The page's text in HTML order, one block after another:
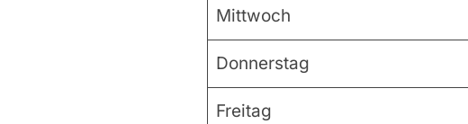
Mittwoch
Donnerstag
Freitag